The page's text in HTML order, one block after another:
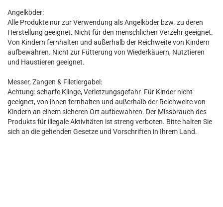
Angelköder:
Alle Produkte nur zur Verwendung als Angelköder bzw. zu deren
Herstellung geeignet. Nicht für den menschlichen Verzehr geeignet.
Von Kindern fernhalten und außerhalb der Reichweite von Kindern
aufbewahren. Nicht zur Fütterung von Wiederkäuern, Nutztieren
und Haustieren geeignet.
Messer, Zangen & Filetiergabel:
Achtung: scharfe Klinge, Verletzungsgefahr. Für Kinder nicht
geeignet, von ihnen fernhalten und außerhalb der Reichweite von
Kindern an einem sicheren Ort aufbewahren. Der Missbrauch des
Produkts für illegale Aktivitäten ist streng verboten. Bitte halten Sie
sich an die geltenden Gesetze und Vorschriften in Ihrem Land.